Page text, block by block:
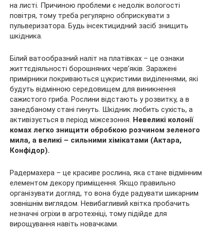
на листі. Причиною проблеми є недолік вологості
повітря, тому треба регулярно обприскувати з
пульверизатора. Будь інсектицидний засіб знищить
шкідника.
Білий ватообразний наліт на платівках – це ознаки
життєдіяльності борошняних черв’яків. Заражені
примірники покриваються цукристими виділеннями, які
будуть відмінною середовищем для виникнення
сажистого гриба. Рослини відстають у розвитку, а в
занедбаному стані гинуть. Шкідник любить сухість, а
активізується в період міжсезоння. Невеликі колонії
комах легко знищити обробкою розчином зеленого
мила, а великі – сильними хімікатами (Актара,
Конфідор).
Радермахера – це красиве рослина, яка стане відмінним
елементом декору приміщення. Якщо правильно
організувати догляд, то вона буде радувати шикарним
зовнішнім виглядом. Невибагливий квітка пробачить
незначні огріхи в агротехніці, тому підійде для
вирощування навіть новачками.